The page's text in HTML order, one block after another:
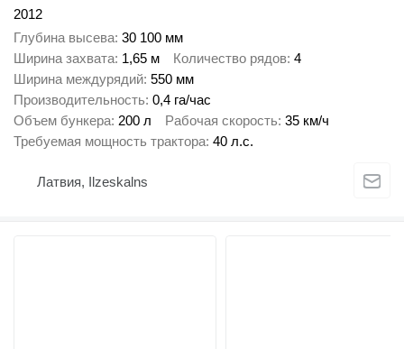
2012
Глубина высева 30 100 мм
Ширина захвата 1,65 м Количество рядов 4
Ширина междурядий 550 мм
Производительность 0,4 га/час
Объем бункера 200 л Рабочая скорость 35 км/ч
Требуемая мощность трактора 40 л.с.
Латвия, Ilzeskalns